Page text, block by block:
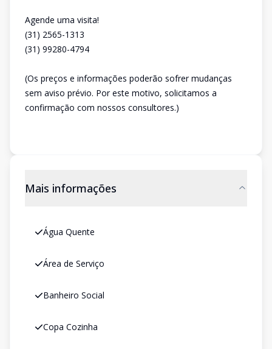
Agende uma visita!
(31) 2565-1313
(31) 99280-4794
(Os preços e informações poderão sofrer mudanças
sem aviso prévio. Por este motivo, solicitamos a
confirmação com nossos consultores.)
Mais informações
Água Quente
Área de Serviço
Banheiro Social
Copa Cozinha